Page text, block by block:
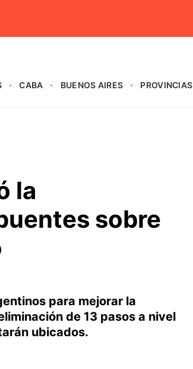
CABA BUENOS AIRES PROVINCIAS
la
sobre
para mejorar la
de 13 pasos a nivel
ubicados.